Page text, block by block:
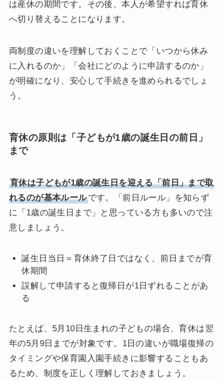
は産休の期間です。その後、本人が希望すれば育休
へ切り替えることになります。
両制度の違いを理解しておくことで「いつから休み
に入れるのか」「会社にどのように申請するのか」
が明確になり、安心して手続きを進められるでしょ
う。
育休の原則は「子どもが1歳の誕生日の前日」
まで
育休は子どもが1歳の誕生日を迎える「前日」まで取
れるのが基本ルールです。「前日ルール」を知らず
に「1歳の誕生日まで」と思っている方も多いので注
意しましょう。
誕生日当日＝育休終了日ではなく、前日までが育
休期間
誤解して申請すると復帰日が1日ずれることがあ
る
たとえば、5月10日生まれの子どもの場合、育休は翌
年の5月9日までが対象です。1日の違いが職場復帰の
タイミングや保育園入園手続きに影響することもあ
るため、制度を正しく理解しておきましょう。